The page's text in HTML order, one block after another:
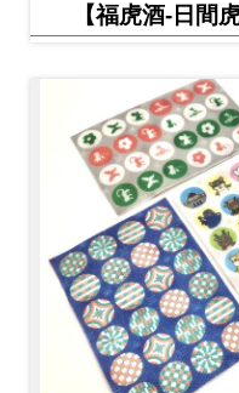
【福虎酒-日間